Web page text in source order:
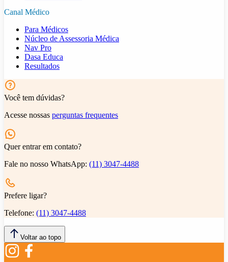
Canal Médico
Para Médicos
Núcleo de Assessoria Médica
Nav Pro
Dasa Educa
Resultados
Você tem dúvidas?
Acesse nossas perguntas frequentes
Quer entrar em contato?
Fale no nosso WhatsApp: (11) 3047-4488
Prefere ligar?
Telefone: (11) 3047-4488
Voltar ao topo